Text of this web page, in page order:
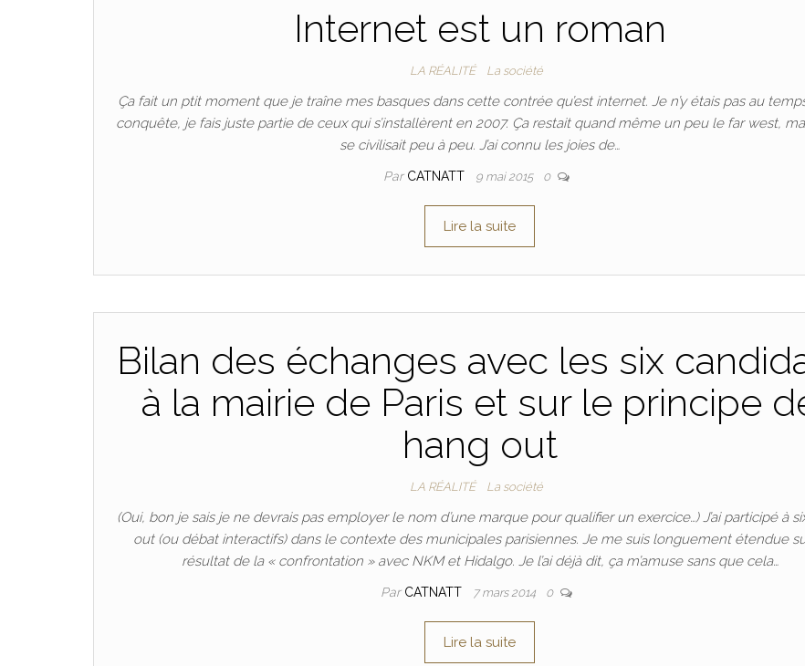
Internet est un roman
LA RÉALITÉ La société
Ça fait un ptit moment que je traîne mes basques dans cette contrée qu’est internet. Je n’y étais pas au
conquête, je fais juste partie de ceux qui s’installèrent en 2007. Ça restait quand même un peu le far west,
se civilisait peu à peu. J’ai connu les joies de…
Par CATNATT 9 mai 2015 0
Lire la suite
Bilan des échanges avec les six
à la mairie de Paris et sur le principe
hang out
LA RÉALITÉ La société
(Oui, bon je sais je ne devrais pas employer le nom d’une marque pour qualifier un exercice…) J’ai participé à
out (ou débat interactifs) dans le contexte des municipales parisiennes. Je me suis longuement étendue
résultat de la « confrontation » avec NKM et Hidalgo. Je l’ai déjà dit, ça m’amuse sans que cela…
Par CATNATT 7 mars 2014 0
Lire la suite